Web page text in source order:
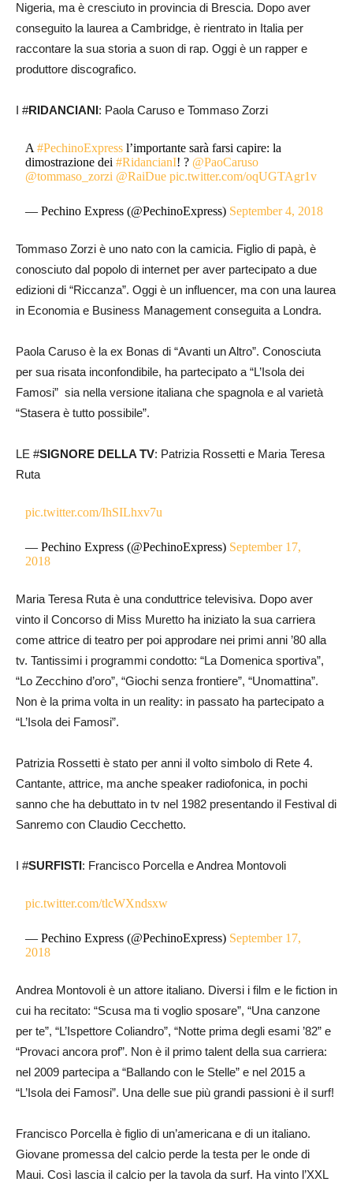
Nigeria, ma è cresciuto in provincia di Brescia. Dopo aver
conseguito la laurea a Cambridge, è rientrato in Italia per
raccontare la sua storia a suon di rap. Oggi è un rapper e
produttore discografico.
I #RIDANCIANI: Paola Caruso e Tommaso Zorzi
A#PechinoExpress l’importante sarà farsi capire: la
dimostrazione dei#RidancianI! ? @PaoCaruso
@tommaso_zorzi @RaiDue pic.twitter.com/oqUGTAgr1v
— Pechino Express (@PechinoExpress) September 4, 2018
Tommaso Zorzi è uno nato con la camicia. Figlio di papà, è
conosciuto dal popolo di internet per aver partecipato a due
edizioni di “Riccanza”. Oggi è un influencer, ma con una laurea
in Economia e Business Management conseguita a Londra.
Paola Caruso è la ex Bonas di “Avanti un Altro”. Conosciuta
per sua risata inconfondibile, ha partecipato a “L’Isola dei
Famosi” sia nella versione italiana che spagnola e al varietà
“Stasera è tutto possibile”.
LE #SIGNORE DELLA TV: Patrizia Rossetti e Maria Teresa
Ruta
pic.twitter.com/IhSILhxv7u
— Pechino Express (@PechinoExpress) September 17,
2018
Maria Teresa Ruta è una conduttrice televisiva. Dopo aver
vinto il Concorso di Miss Muretto ha iniziato la sua carriera
come attrice di teatro per poi approdare nei primi anni ’80 alla
tv. Tantissimi i programmi condotto: “La Domenica sportiva”,
“Lo Zecchino d’oro”, “Giochi senza frontiere”, “Unomattina”.
Non è la prima volta in un reality: in passato ha partecipato a
“L’Isola dei Famosi”.
Patrizia Rossetti è stato per anni il volto simbolo di Rete 4.
Cantante, attrice, ma anche speaker radiofonica, in pochi
sanno che ha debuttato in tv nel 1982 presentando il Festival di
Sanremo con Claudio Cecchetto.
I #SURFISTI: Francisco Porcella e Andrea Montovoli
pic.twitter.com/tlcWXndsxw
— Pechino Express (@PechinoExpress) September 17,
2018
Andrea Montovoli è un attore italiano. Diversi i film e le fiction in
cui ha recitato: “Scusa ma ti voglio sposare”, “Una canzone
per te”, “L’Ispettore Coliandro”, “Notte prima degli esami ’82” e
“Provaci ancora prof”. Non è il primo talent della sua carriera:
nel 2009 partecipa a “Ballando con le Stelle” e nel 2015 a
“L’Isola dei Famosi”. Una delle sue più grandi passioni è il surf!
Francisco Porcella è figlio di un’americana e di un italiano.
Giovane promessa del calcio perde la testa per le onde di
Maui. Così lascia il calcio per la tavola da surf. Ha vinto l’XXL